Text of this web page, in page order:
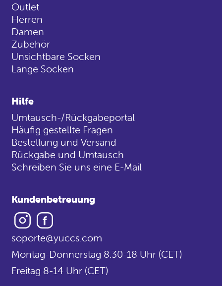
Outlet
Herren
Damen
Zubehör
Unsichtbare Socken
Lange Socken
Hilfe
Umtausch-/Rückgabeportal
Häufig gestellte Fragen
Bestellung und Versand
Rückgabe und Umtausch
Schreiben Sie uns eine E-Mail
Kundenbetreuung
Instagram
soporte@yuccs.com
Montag-Donnerstag 8.30-18 Uhr (CET)
Freitag 8-14 Uhr (CET)